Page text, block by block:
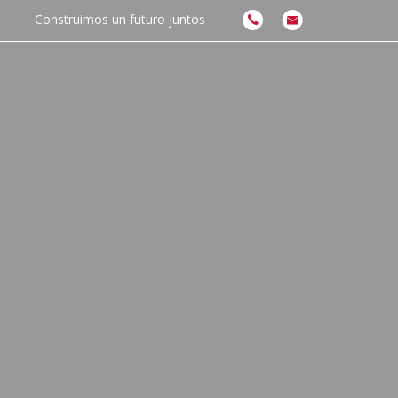
Construimos un futuro juntos